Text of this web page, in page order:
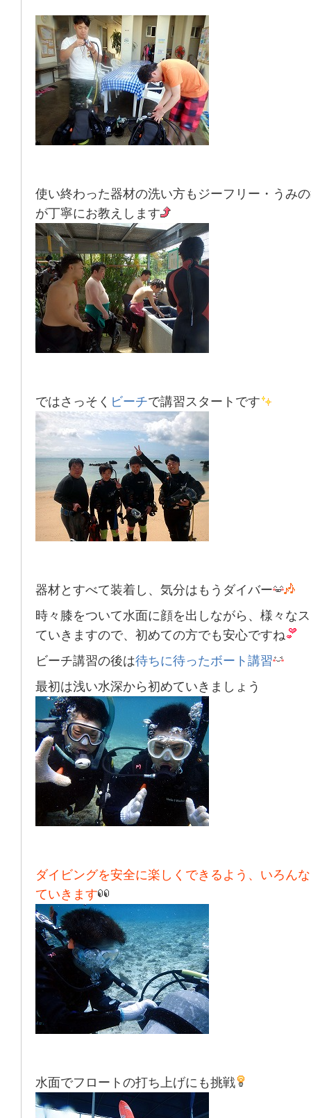
使い終わった器材の洗い方もジーフリー・うみ
が丁寧にお教えします
ではさっそく ビーチで講習スタートです
器材とすべて装着し、気分はもうダイバー
時々膝をついて水面に顔を出しながら、様々な
ていきますので、初めての方でも安心ですね
ビーチ講習の後は待ちに待ったボート講習
最初は浅い水深から初めていきましょう
ダイビングを安全に楽しくできるよう、いろん
ていきます
水面でフロートの打ち上げにも挑戦